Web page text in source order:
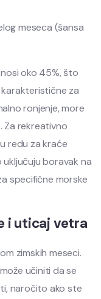
meseca (šansa
oko 45%, što
za
ronjenje, more
Za rekreativno
redu za kraće
uključuju boravak na
specifične morske
i uticaj vetra
zimskih meseci.
učiniti da se
naročito ako ste